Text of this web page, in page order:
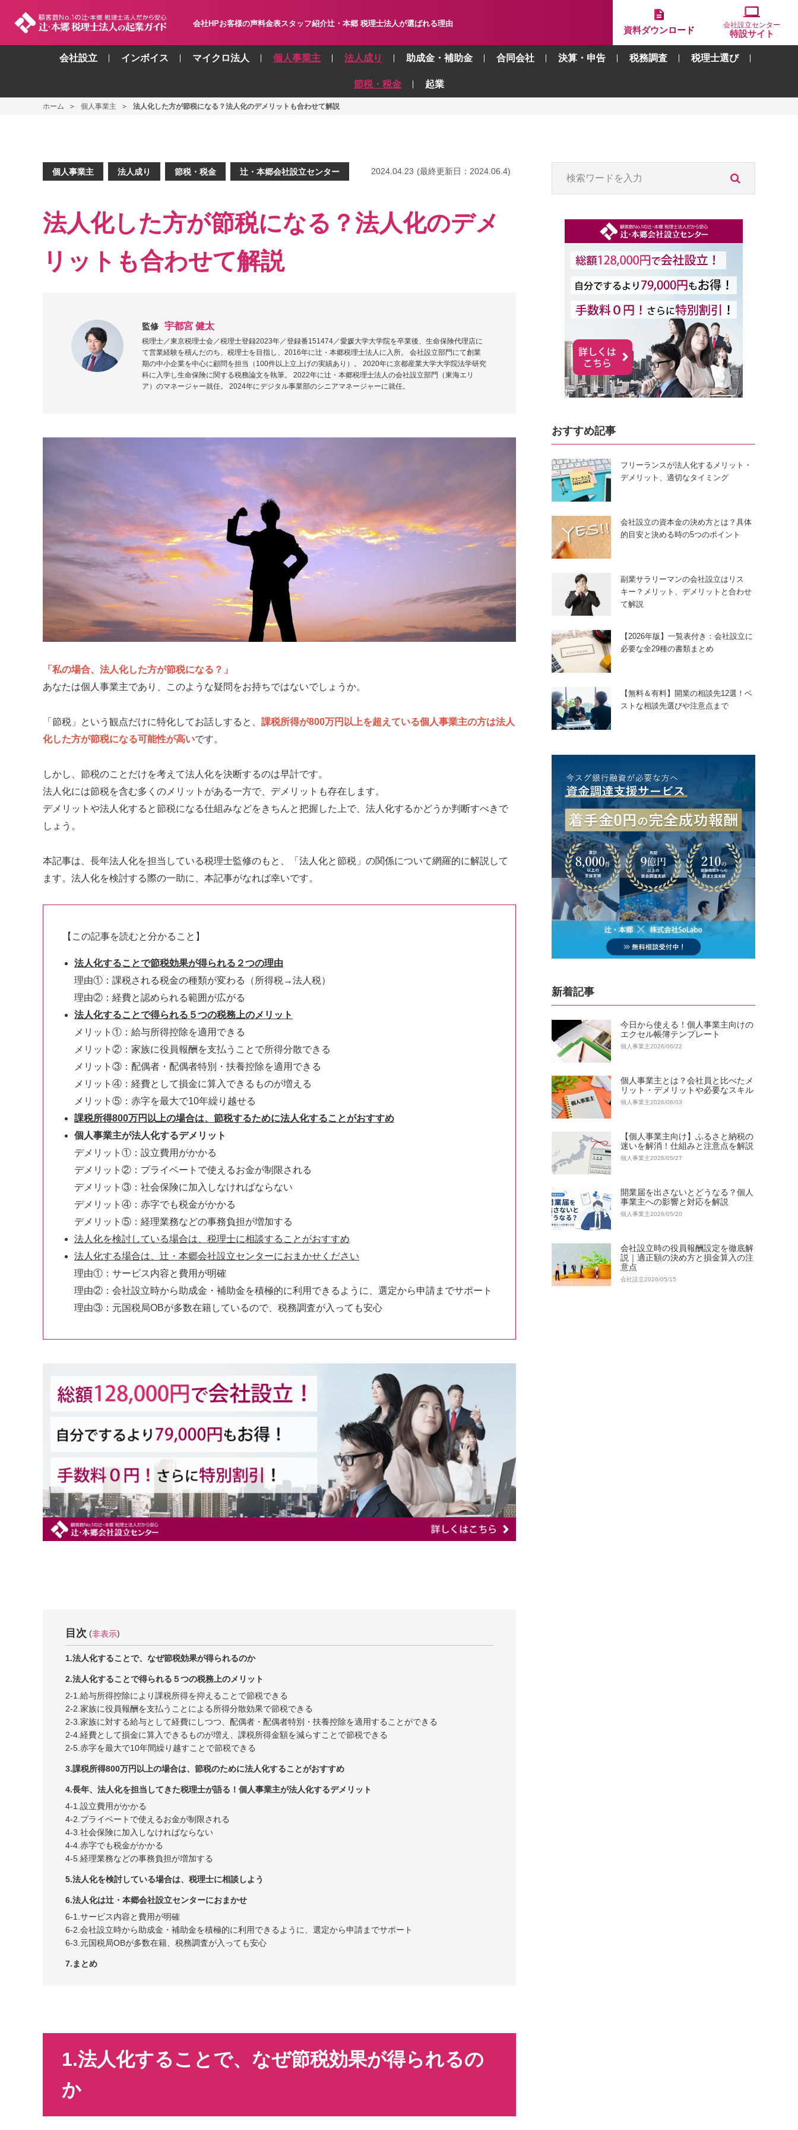
会社HPお客様の声料金表スタッフ紹介辻・本郷 税理士法人が選ばれる理由
資料ダウンロード 会社設立センター
特設サイト
会社設立 インボイス マイクロ法人 個人事業主 法人成り 助成金・補助金 合同会社 決算・申告 税務調査 税理士選び
節税・税金 起業
ホーム 個人事業主 法人化した方が節税になる？法人化のデメリットも合わせて解説
個人事業主 法人成り 節税・税金 辻・本郷会社設立センター 2024.04.23 (最終更新日： 2024.06.4)
法人化した方が節税になる？法人化のデメ
リットも合わせて解説
監修 宇都宮 健太
税理士／東京税理士会／税理士登録2023年／登録番151474／愛媛大学大学院を卒業後、生命保険代理店に
て営業経験を積んだのち、税理士を目指し、2016年に辻・本郷税理士法人に入所。 会社設立部門にて創業
期の中小企業を中心に顧問を担当（100件以上立上げの実績あり）。 2020年に京都産業大学大学院法学研究
科に入学し生命保険に関する税務論文を執筆。 2022年に辻・本郷税理士法人の会社設立部門（東海エリ
ア）のマネージャー就任。 2024年にデジタル事業部のシニアマネージャーに就任。
「私の場合、法人化した方が節税になる？」
あなたは個人事業主であり、このような疑問をお持ちではないでしょうか。
「節税」という観点だけに特化してお話しすると、 課税所得が800万円以上を超えている個人事業主の方は法人
化した方が節税になる可能性が高いです。
しかし、節税のことだけを考えて法人化を決断するのは早計です。
法人化には節税を含む多くのメリットがある一方で、デメリットも存在します。
デメリットや法人化すると節税になる仕組みなどをきちんと把握した上で、法人化するかどうか判断すべきで
しょう。
本記事は、長年法人化を担当している税理士監修のもと、「法人化と節税」の関係について網羅的に解説して
ます。法人化を検討する際の一助に、本記事がなれば幸いです。
【この記事を読むと分かること】
法人化することで節税効果が得られる２つの理由
理由①：課税される税金の種類が変わる（所得税→法人税）
理由②：経費と認められる範囲が広がる
法人化することで得られる５つの税務上のメリット
メリット①：給与所得控除を適用できる
メリット②：家族に役員報酬を支払うことで所得分散できる
メリット③：配偶者・配偶者特別・扶養控除を適用できる
メリット④：経費として損金に算入できるものが増える
メリット⑤：赤字を最大で10年繰り越せる
課税所得800万円以上の場合は、節税するために法人化することがおすすめ
個人事業主が法人化するデメリット
デメリット①：設立費用がかかる
デメリット②：プライベートで使えるお金が制限される
デメリット③：社会保険に加入しなければならない
デメリット④：赤字でも税金がかかる
デメリット⑤：経理業務などの事務負担が増加する
法人化を検討している場合は、税理士に相談することがおすすめ
法人化する場合は、辻・本郷会社設立センターにおまかせください
理由①：サービス内容と費用が明確
理由②：会社設立時から助成金・補助金を積極的に利用できるように、選定から申請までサポート
理由③：元国税局OBが多数在籍しているので、税務調査が入っても安心
目次 非表示
1.法人化することで、なぜ節税効果が得られるのか
2.法人化することで得られる５つの税務上のメリット
2-1.給与所得控除により課税所得を抑えることで節税できる
2-2.家族に役員報酬を支払うことによる所得分散効果で節税できる
2-3.家族に対する給与として経費にしつつ、配偶者・配偶者特別・扶養控除を適用することができる
2-4.経費として損金に算入できるものが増え、課税所得金額を減らすことで節税できる
2-5.赤字を最大で10年間繰り越すことで節税できる
3.課税所得800万円以上の場合は、節税のために法人化することがおすすめ
4.長年、法人化を担当してきた税理士が語る！個人事業主が法人化するデメリット
4-1.設立費用がかかる
4-2.プライベートで使えるお金が制限される
4-3.社会保険に加入しなければならない
4-4.赤字でも税金がかかる
4-5.経理業務などの事務負担が増加する
5.法人化を検討している場合は、税理士に相談しよう
6.法人化は辻・本郷会社設立センターにおまかせ
6-1.サービス内容と費用が明確
6-2.会社設立時から助成金・補助金を積極的に利用できるように、選定から申請までサポート
6-3.元国税局OBが多数在籍、税務調査が入っても安心
7.まとめ
1.法人化することで、なぜ節税効果が得られるの
か
おすすめ記事
フリーランスが法人化するメリット・
デメリット、適切なタイミング
会社設立の資本金の決め方とは？具体
的目安と決める時の5つのポイント
副業サラリーマンの会社設立はリス
キー？メリット、デメリットと合わせ
て解説
【2026年版】一覧表付き：会社設立に
必要な全29種の書類まとめ
【無料＆有料】開業の相談先12選！ベ
ストな相談先選びや注意点まで
新着記事
今日から使える！個人事業主向けの
エクセル帳簿テンプレート
2026/06/22
個人事業主
個人事業主とは？会社員と比べたメ
リット・デメリットや必要なスキル
2026/06/03
個人事業主
【個人事業主向け】ふるさと納税の
迷いを解消！仕組みと注意点を解説
2026/05/27
個人事業主
開業届を出さないとどうなる？個人
事業主への影響と対応を解説
2026/05/20
個人事業主
会社設立時の役員報酬設定を徹底解
説｜適正額の決め方と損金算入の注
意点
2026/05/15
会社設立